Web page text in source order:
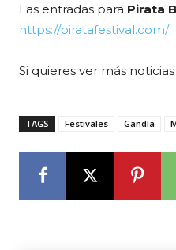
Las entradas para Pirata
https://piratafestival.com/
Si quieres ver más
TAGS Festivales Gandía